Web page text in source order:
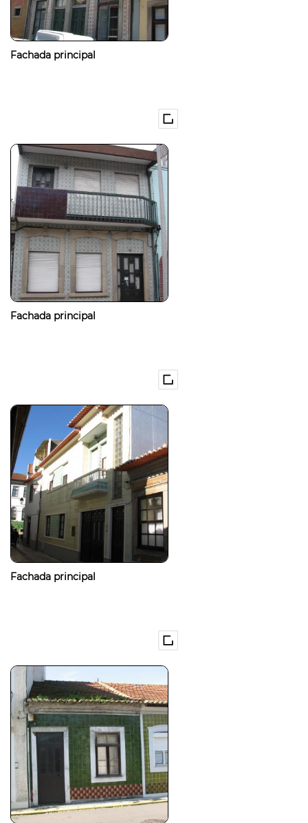
Fachada principal
Fachada principal
Fachada principal